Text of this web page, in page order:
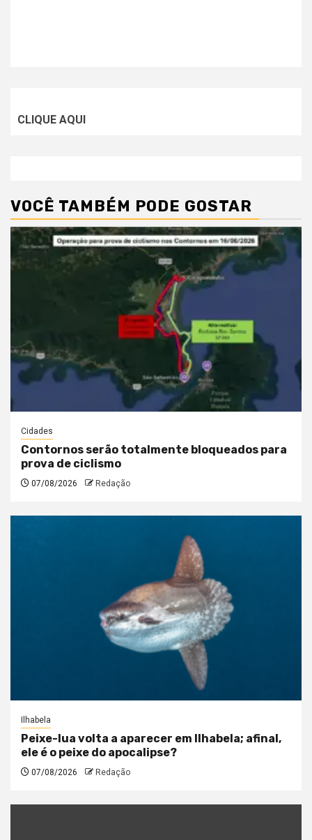
CLIQUE AQUI
VOCÊ TAMBÉM PODE GOSTAR
Cidades
Contornos serão totalmente bloqueados para
prova de ciclismo
07/08/2026 Redação
Ilhabela
Peixe-lua volta a aparecer em Ilhabela; afinal,
ele é o peixe do apocalipse?
07/08/2026 Redação